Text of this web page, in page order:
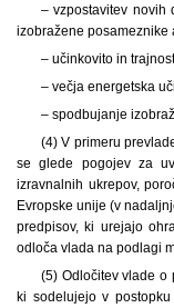
– vzpostavitev novih
izobražene posameznike
– učinkovito in
– večja energetska
– spodbujanje
(4) V primeru
se glede pogojev za
izravnalnih ukrepov,
Evropske unije (v
predpisov, ki urejajo
odloča vlada na podlagi
(5) Odločitev vlade o
ki sodelujejo v